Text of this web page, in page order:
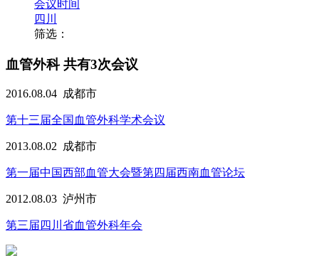
会议时间
四川
筛选：
血管外科共有3次会议
2016.08.04 成都市
第十三届全国血管外科学术会议
2013.08.02 成都市
第一届中国西部血管大会暨第四届西南血管论坛
2012.08.03 泸州市
第三届四川省血管外科年会